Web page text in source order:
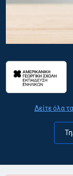
Δείτε όλα